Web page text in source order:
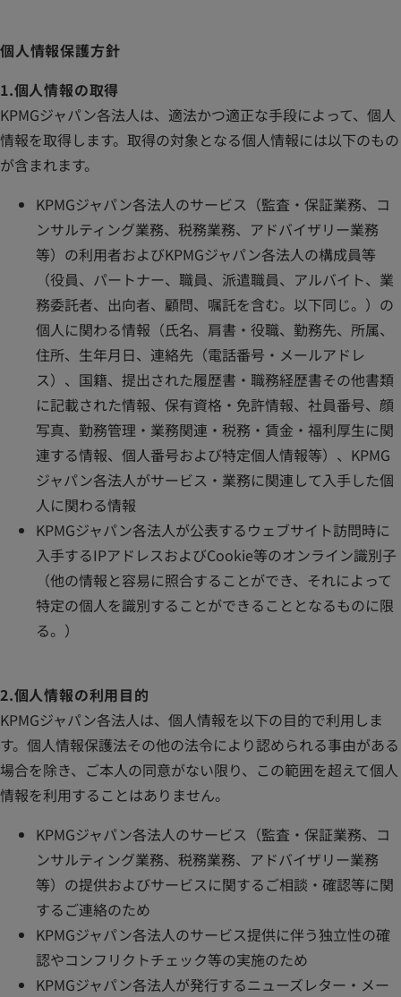
個人情報保護方針
1.個人情報の取得
KPMGジャパン各法人は、適法かつ適正な手段によって、個人
情報を取得します。取得の対象となる個人情報には以下のもの
が含まれます。
KPMGジャパン各法人のサービス（監査・保証業務、コ
ンサルティング業務、税務業務、アドバイザリー業務
等）の利用者およびKPMGジャパン各法人の構成員等
（役員、パートナー、職員、派遣職員、アルバイト、業
務委託者、出向者、顧問、嘱託を含む。以下同じ。）の
個人に関わる情報（氏名、肩書・役職、勤務先、所属、
住所、生年月日、連絡先（電話番号・メールアドレ
ス）、国籍、提出された履歴書・職務経歴書その他書類
に記載された情報、保有資格・免許情報、社員番号、顔
写真、勤務管理・業務関連・税務・賃金・福利厚生に関
連する情報、個人番号および特定個人情報等）、KPMG
ジャパン各法人がサービス・業務に関連して入手した個
人に関わる情報
KPMGジャパン各法人が公表するウェブサイト訪問時に
入手するIPアドレスおよびCookie等のオンライン識別子
（他の情報と容易に照合することができ、それによって
特定の個人を識別することができることとなるものに限
る。）
2.個人情報の利用目的
KPMGジャパン各法人は、個人情報を以下の目的で利用しま
す。個人情報保護法その他の法令により認められる事由がある
場合を除き、ご本人の同意がない限り、この範囲を超えて個人
情報を利用することはありません。
KPMGジャパン各法人のサービス（監査・保証業務、コ
ンサルティング業務、税務業務、アドバイザリー業務
等）の提供およびサービスに関するご相談・確認等に関
するご連絡のため
KPMGジャパン各法人のサービス提供に伴う独立性の確
認やコンフリクトチェック等の実施のため
KPMGジャパン各法人が発行するニューズレター・メー